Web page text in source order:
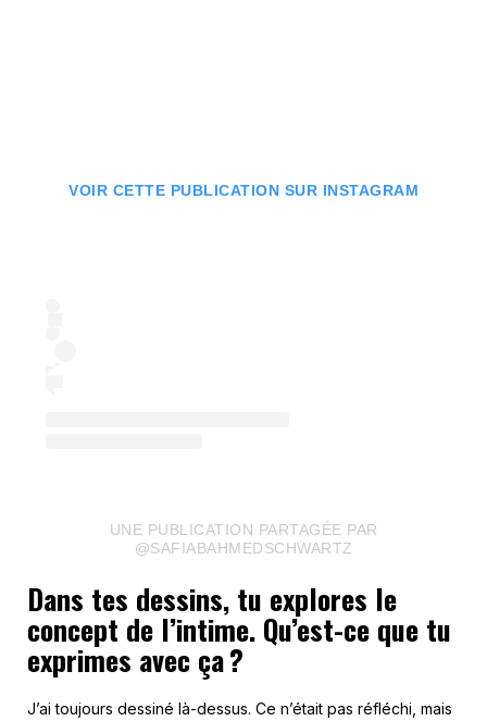
VOIR CETTE PUBLICATION SUR INSTAGRAM
UNE PUBLICATION PARTAGÉE PAR
@SAFIABAHMEDSCHWARTZ
Dans tes dessins, tu explores le
concept de l’intime. Qu’est-ce que tu
exprimes avec ça ?
J’ai toujours dessiné là-dessus. Ce n’était pas réfléchi, mais